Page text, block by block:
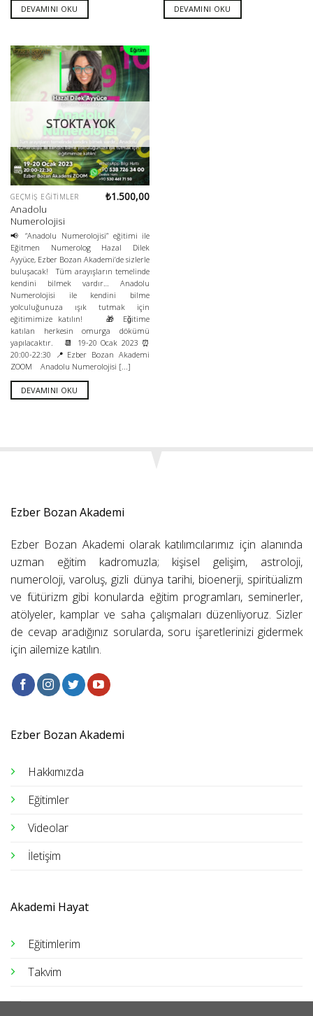
DEVAMINI OKU DEVAMINI OKU
STOKTA YOK
GEÇMIŞ EĞITIMLER
Anadolu
Numerolojisi
₺1.500,00
📢 “Anadolu Numerolojisi” eğitimi ile
Eğitmen Numerolog Hazal Dilek
Ayyüce, Ezber Bozan Akademi’de sizlerle
buluşacak! Tüm arayışların temelinde
kendini bilmek vardır… Anadolu
Numerolojisi ile kendini bilme
yolculuğunuza ışık tutmak için
eğitimimize katılın! 🎁 Eğitime
katılan herkesin omurga dökümü
yapılacaktır. 📆 19-20 Ocak 2023 ⏰
20:00-22:30 📍Ezber Bozan Akademi
ZOOM Anadolu Numerolojisi [...]
DEVAMINI OKU
Ezber Bozan Akademi
Ezber Bozan Akademi olarak katılımcılarımız için alanında
uzman eğitim kadromuzla; kişisel gelişim, astroloji,
numeroloji, varoluş, gizli dünya tarihi, bioenerji, spiritüalizm
ve fütürizm gibi konularda eğitim programları, seminerler,
atölyeler, kamplar ve saha çalışmaları düzenliyoruz. Sizler
de cevap aradığınız sorularda, soru işaretlerinizi gidermek
için ailemize katılın.
Ezber Bozan Akademi
Hakkımızda
Eğitimler
Videolar
İletişim
Akademi Hayat
Eğitimlerim
Takvim